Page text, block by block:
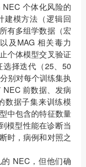
个体化风险的
建模方法（逻辑回
有多组学数据（宏
及MAG 相关毒力
个体模型交叉验证
择迭代（25、50
别对每个训练集执
前数据、发病
数据子集来训练模
中包含的特征数量
模型性能在诊断当
时，病例和对照之
NEC，但他们确